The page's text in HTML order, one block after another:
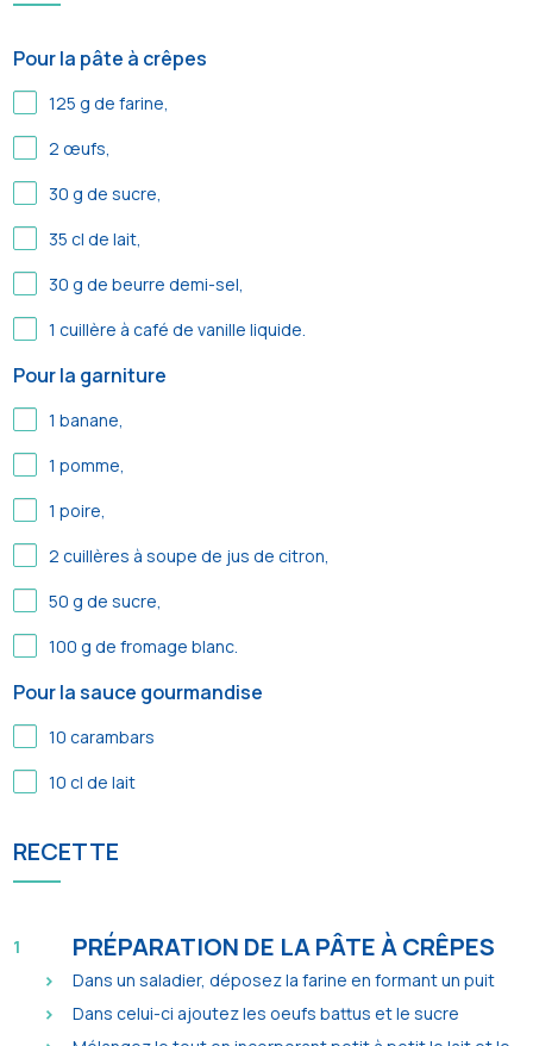
Pour la pâte à crêpes
125 g de farine,
2 œufs,
30 g de sucre,
35 cl de lait,
30 g de beurre demi-sel,
1 cuillère à café de vanille liquide.
Pour la garniture
1 banane,
1 pomme,
1 poire,
2 cuillères à soupe de jus de citron,
50 g de sucre,
100 g de fromage blanc.
Pour la sauce gourmandise
10 carambars
10 cl de lait
RECETTE
PRÉPARATION DE LA PÂTE À CRÊPES
Dans un saladier, déposez la farine en formant un puit
Dans celui-ci ajoutez les oeufs battus et le sucre